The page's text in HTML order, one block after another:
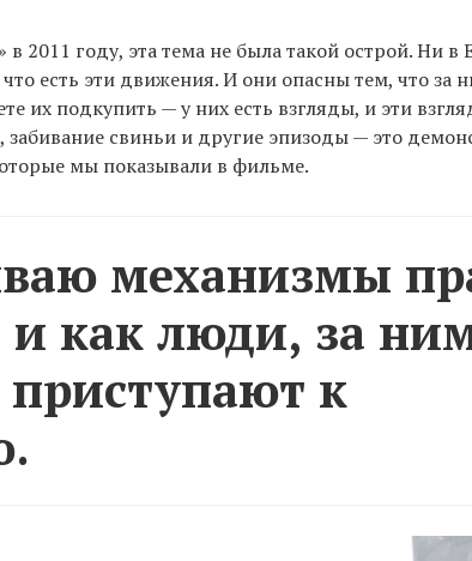
2011 году, эта тема не была такой острой. Ни в
есть эти движения. И они опасны тем, что за
их подкупить — у них есть взгляды, и эти
забивание свиньи и другие эпизоды — это
мы показывали в фильме.
механизмы
и как люди, за
к